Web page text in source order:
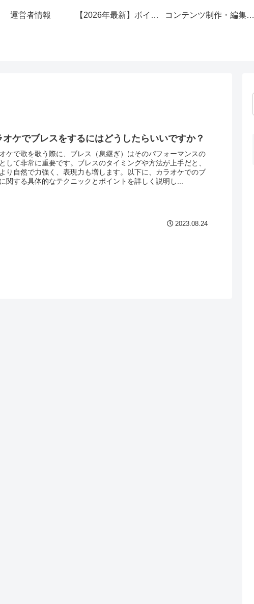
運営者情報 【2026年最新】ボイトレ教室安くておすすめ10選！ コンテンツ制作・編集ポリシー
オケでブレスをするにはどうしたらいいですか？
ケで歌を歌う際に、ブレス（息継ぎ）はそのパフォーマンスの
して非常に重要です。ブレスのタイミングや方法が上手だと、
り自然で力強く、表現力も増します。以下に、カラオケでのブ
関する具体的なテクニックとポイントを詳しく説明し...
2023.08.24